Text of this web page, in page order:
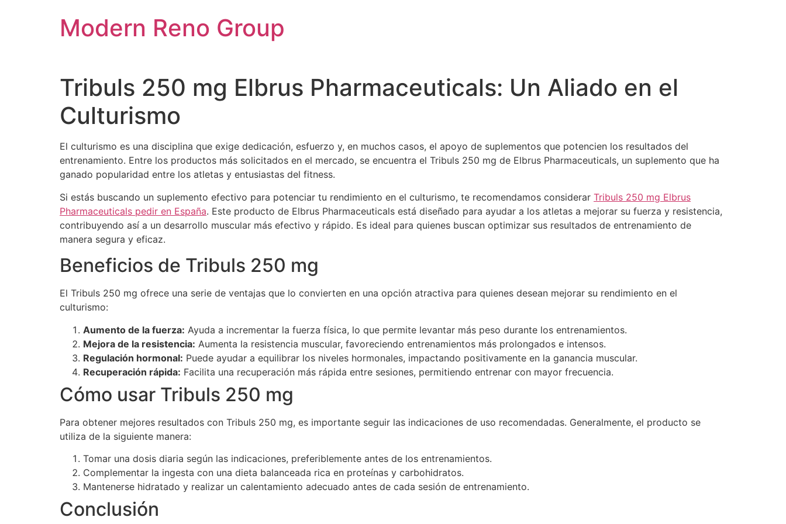
Modern Reno Group
Tribuls 250 mg Elbrus Pharmaceuticals: Un Aliado en el
Culturismo
El culturismo es una disciplina que exige dedicación, esfuerzo y, en muchos casos, el apoyo de suplementos que potencien los resultados del
entrenamiento. Entre los productos más solicitados en el mercado, se encuentra el Tribuls 250 mg de Elbrus Pharmaceuticals, un suplemento que ha
ganado popularidad entre los atletas y entusiastas del fitness.
Si estás buscando un suplemento efectivo para potenciar tu rendimiento en el culturismo, te recomendamos considerar Tribuls 250 mg Elbrus
Pharmaceuticals pedir en España. Este producto de Elbrus Pharmaceuticals está diseñado para ayudar a los atletas a mejorar su fuerza y resistencia,
contribuyendo así a un desarrollo muscular más efectivo y rápido. Es ideal para quienes buscan optimizar sus resultados de entrenamiento de
manera segura y eficaz.
Beneficios de Tribuls 250 mg
El Tribuls 250 mg ofrece una serie de ventajas que lo convierten en una opción atractiva para quienes desean mejorar su rendimiento en el
culturismo:
Aumento de la fuerza: Ayuda a incrementar la fuerza física, lo que permite levantar más peso durante los entrenamientos.
Mejora de la resistencia: Aumenta la resistencia muscular, favoreciendo entrenamientos más prolongados e intensos.
Regulación hormonal: Puede ayudar a equilibrar los niveles hormonales, impactando positivamente en la ganancia muscular.
Recuperación rápida: Facilita una recuperación más rápida entre sesiones, permitiendo entrenar con mayor frecuencia.
Cómo usar Tribuls 250 mg
Para obtener mejores resultados con Tribuls 250 mg, es importante seguir las indicaciones de uso recomendadas. Generalmente, el producto se
utiliza de la siguiente manera:
Tomar una dosis diaria según las indicaciones, preferiblemente antes de los entrenamientos.
Complementar la ingesta con una dieta balanceada rica en proteínas y carbohidratos.
Mantenerse hidratado y realizar un calentamiento adecuado antes de cada sesión de entrenamiento.
Conclusión